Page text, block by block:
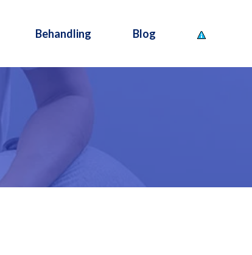
Behandling Blog